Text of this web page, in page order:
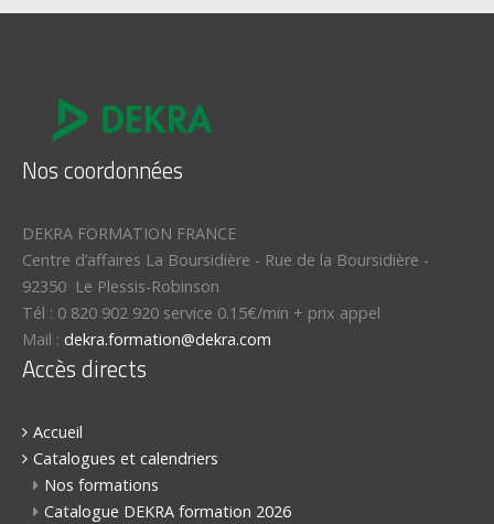
Nos coordonnées
DEKRA FORMATION FRANCE
Centre d’affaires La Boursidière - Rue de la Boursidière -
92350 Le Plessis-Robinson
Tél : 0 820 902 920 service 0.15€/min + prix appel
Mail : dekra.formation@dekra.com
Accès directs
Accueil
Catalogues et calendriers
Nos formations
Catalogue DEKRA formation 2026